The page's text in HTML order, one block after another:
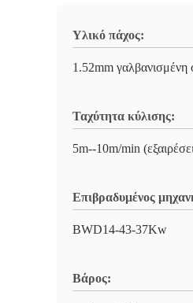
Υλικό πάχος:
1.52mm γαλβανισμένη
Ταχύτητα κύλισης:
5m--10m/min
Επιβραδυμένος
BWD14-43-37Kw
Βάρος: